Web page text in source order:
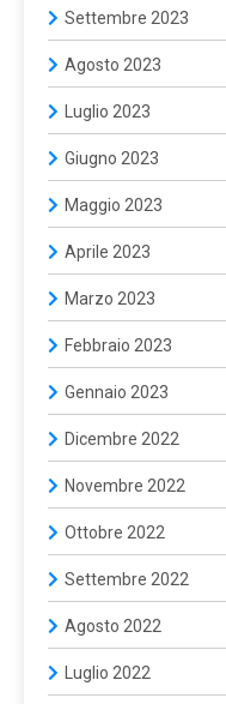
Settembre 2023
Agosto 2023
Luglio 2023
Giugno 2023
Maggio 2023
Aprile 2023
Marzo 2023
Febbraio 2023
Gennaio 2023
Dicembre 2022
Novembre 2022
Ottobre 2022
Settembre 2022
Agosto 2022
Luglio 2022